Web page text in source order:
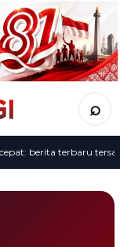
⌕
berita terbaru tersaji